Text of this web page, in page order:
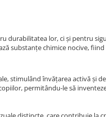
durabilitatea lor, ci și pentru
substanțe chimice nocive,
stimulând învățarea activă și
permitându-le să